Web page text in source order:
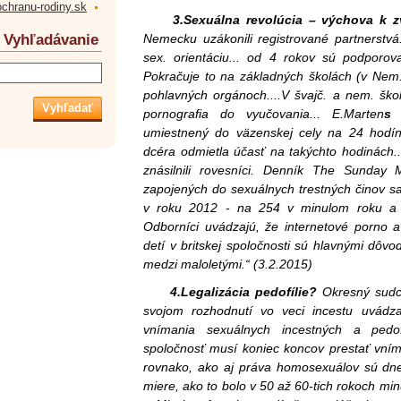
3.Sexuálna revolúcia – výchova k
Nemecku uzákonili registrované
sex. orientáciu... od 4 rokov sú
Pokračuje to na základných školách (v
pohlavných orgánoch....V švajč. a nem.
pornografia do vyučovania... E.Marten
umiestnený do väzenskej cely na 24
dcéra odmietla účasť na takýchto
znásilnili rovesníci. Denník The Sunday
zapojených do sexuálnych trestných činov
v roku 2012 - na 254 v minulom roku a
Odborníci uvádzajú, že internetové porno
detí v britskej spoločnosti sú hlavnými
medzi maloletými.“ (3.2.2015)
4.Legalizácia pedofílie? Okresný
svojom rozhodnutí vo veci incestu
vnímania sexuálnych incestných a
spoločnosť musí koniec koncov prestať
rovnako, ako aj práva homosexuálov sú
miere, ako to bolo v 50 až 60-tich rokoch
rodiny.sk
Vyhľadávanie